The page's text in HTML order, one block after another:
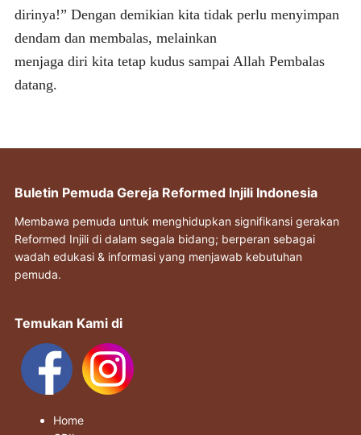
dirinya!” Dengan demikian kita tidak perlu menyimpan
dendam dan membalas, melainkan
menjaga diri kita tetap kudus sampai Allah Pembalas
datang.
Buletin Pemuda Gereja Reformed Injili Indonesia
Membawa pemuda untuk menghidupkan signifikansi gerakan
Reformed Injili di dalam segala bidang; berperan sebagai
wadah edukasi & informasi yang menjawab kebutuhan
pemuda.
Temukan Kami di
Home